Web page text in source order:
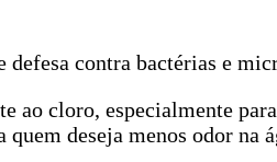
contra bactérias e
ao cloro, especialmente
deseja menos odor na